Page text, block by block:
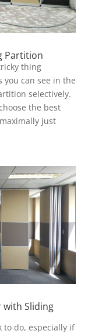
Partition
thing
you can see in the
selectively.
the best
just
with Sliding
to do, especially if